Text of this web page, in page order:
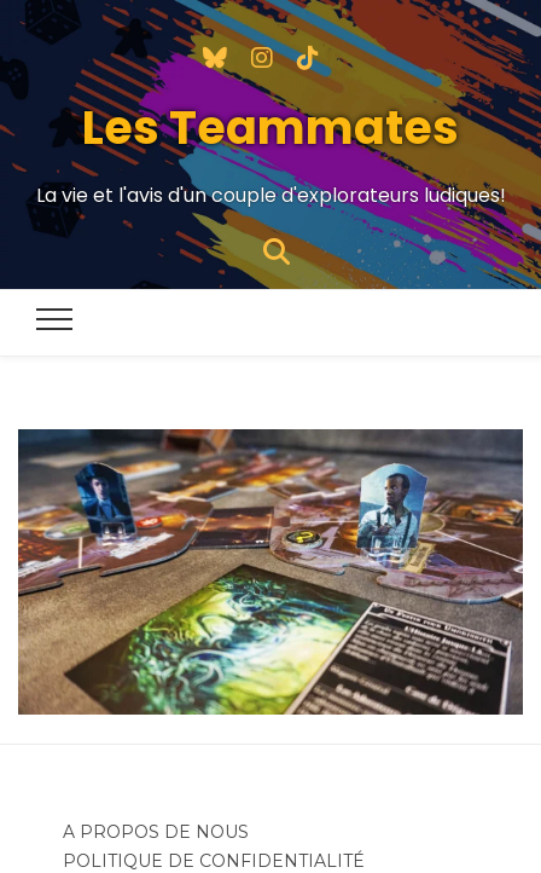
Les Teammates
La vie et l'avis d'un couple d'explorateurs ludiques!
A PROPOS DE NOUS
POLITIQUE DE CONFIDENTIALITÉ